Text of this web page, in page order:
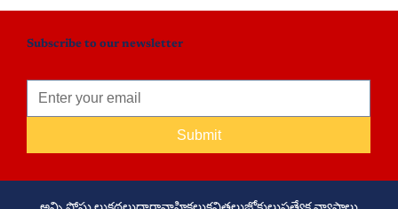
Subscribe to our newsletter
Submit